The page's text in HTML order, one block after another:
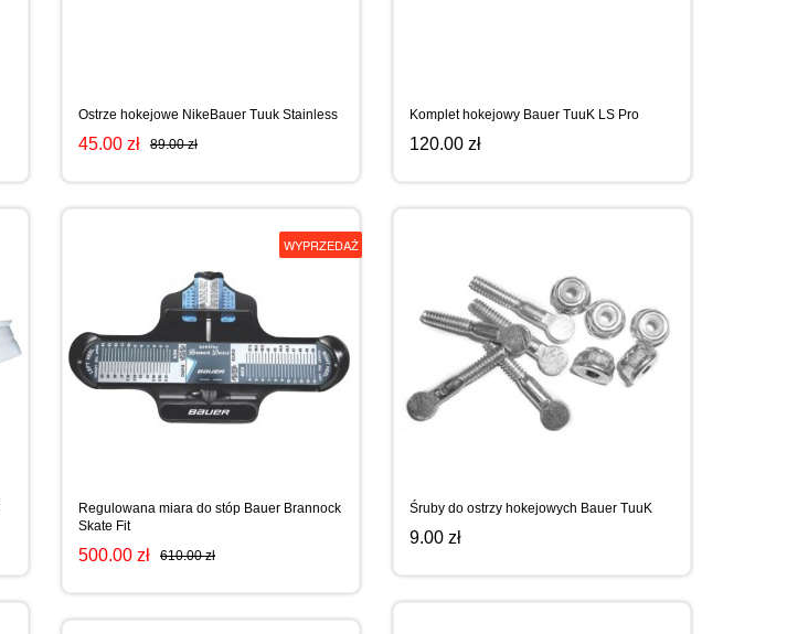
Ostrze hokejowe NikeBauer Tuuk Stainless
45.00 zł 89.00 zł
Komplet hokejowy Bauer TuuK LS Pro
120.00 zł
WYPRZEDAŻ
Regulowana miara do stóp Bauer Brannock
Skate Fit
500.00 zł 610.00 zł
Śruby do ostrzy hokejowych Bauer TuuK
9.00 zł